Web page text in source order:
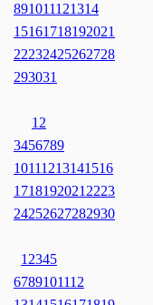
891011121314
15161718192021
22232425262728
293031
1 2
3456789
10111213141516
1718192021 2223
24252627282930
1 2345
6789101112